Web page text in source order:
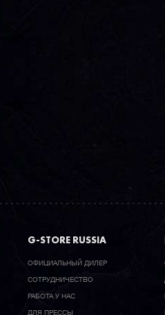
G-STORE RUSSIA
ОФИЦИАЛЬНЫЙ ДИЛЕР
CОТРУДНИЧЕСТВО
РАБОТА У НАС
ДЛЯ ПРЕССЫ